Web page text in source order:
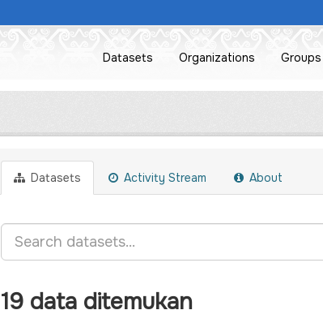
Datasets Organizations Groups
Datasets Activity Stream About
19 data ditemukan